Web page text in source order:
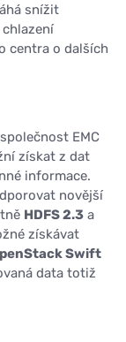
snížit
centra o dalších
EMC
získat z dat
informace.
novější
HDFS 2.3 a
získávat
Swift
data totiž